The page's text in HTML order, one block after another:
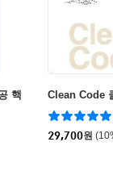
핵
Clean Code
29,700원